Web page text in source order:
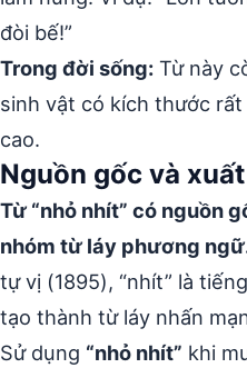
đòi bế!”
Trong đời sống: Từ này
sinh vật có kích thước
cao.
Nguồn gốc và
Từ “nhỏ nhít” có nguồn
nhóm từ láy phương
tự vị (1895), “nhít” là
tạo thành từ láy nhấn
Sử dụng “nhỏ nhít” khi